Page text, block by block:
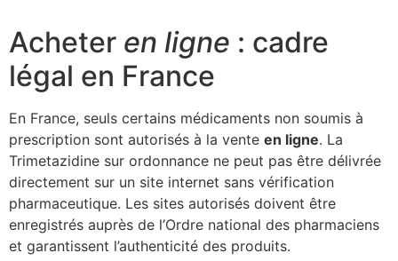
Acheter en ligne : cadre
légal en France
En France, seuls certains médicaments non soumis à
prescription sont autorisés à la vente en ligne. La
Trimetazidine sur ordonnance ne peut pas être délivrée
directement sur un site internet sans vérification
pharmaceutique. Les sites autorisés doivent être
enregistrés auprès de l’Ordre national des pharmaciens
et garantissent l’authenticité des produits.